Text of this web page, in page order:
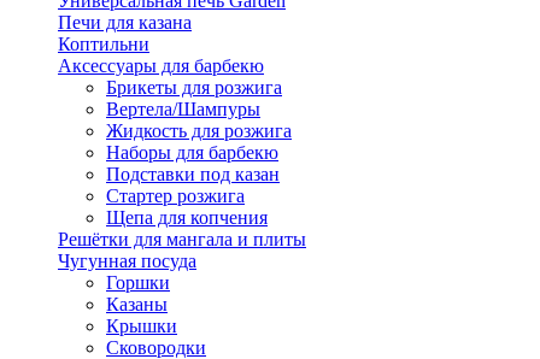
Печи для казана
Коптильни
Аксессуары для барбекю
Брикеты для розжига
Вертела/Шампуры
Жидкость для розжига
Наборы для барбекю
Подставки под казан
Стартер розжига
Щепа для копчения
Решётки для мангала и плиты
Чугунная посуда
Горшки
Казаны
Крышки
Сковородки